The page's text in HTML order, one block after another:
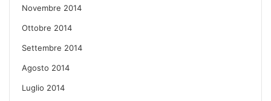
Novembre 2014
Ottobre 2014
Settembre 2014
Agosto 2014
Luglio 2014